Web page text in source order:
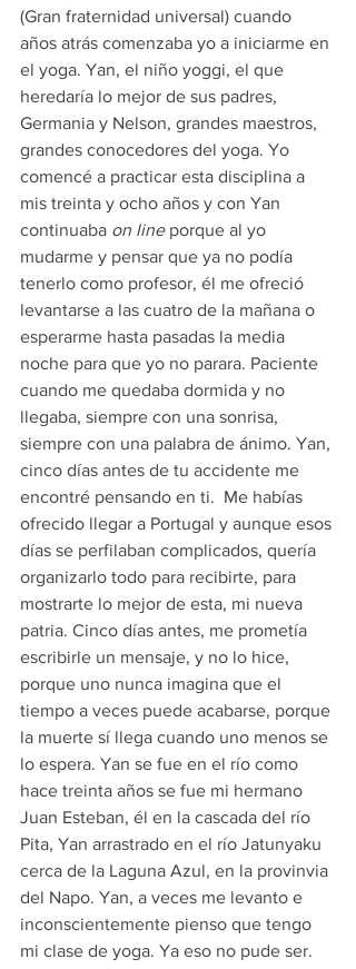
(Gran fraternidad universal) cuando
años atrás comenzaba yo a iniciarme en
el yoga. Yan, el niño yoggi, el que
heredaría lo mejor de sus padres,
Germania y Nelson, grandes maestros,
grandes conocedores del yoga. Yo
comencé a practicar esta disciplina a
mis treinta y ocho años y con Yan
continuaba on line porque al yo
mudarme y pensar que ya no podía
tenerlo como profesor, él me ofreció
levantarse a las cuatro de la mañana o
esperarme hasta pasadas la media
noche para que yo no parara. Paciente
cuando me quedaba dormida y no
llegaba, siempre con una sonrisa,
siempre con una palabra de ánimo. Yan,
cinco días antes de tu accidente me
encontré pensando en ti.  Me habías
ofrecido llegar a Portugal y aunque esos
días se perfilaban complicados, quería
organizarlo todo para recibirte, para
mostrarte lo mejor de esta, mi nueva
patria. Cinco días antes, me prometía
escribirle un mensaje, y no lo hice,
porque uno nunca imagina que el
tiempo a veces puede acabarse, porque
la muerte sí llega cuando uno menos se
lo espera. Yan se fue en el río como
hace treinta años se fue mi hermano
Juan Esteban, él en la cascada del río
Pita, Yan arrastrado en el río Jatunyaku
cerca de la Laguna Azul, en la provinvia
del Napo. Yan, a veces me levanto e
inconscientemente pienso que tengo
mi clase de yoga. Ya eso no pude ser.